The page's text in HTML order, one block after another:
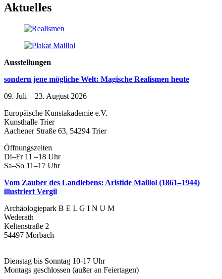
Aktuelles
Ausstellungen
sondern jene mögliche Welt: Magische Realismen heute
09. Juli – 23. August 2026
Europäische Kunstakademie e.V.
Kunsthalle Trier
Aachener Straße 63, 54294 Trier
Öffnungszeiten
Di–Fr 11 –18 Uhr
Sa–So 11–17 Uhr
Vom Zauber des Landlebens: Aristide Maillol (1861–1944)
illustriert Vergil
Archäologiepark B E L G I N U M
Wederath
Keltenstraße 2
54497 Morbach
Dienstag bis Sonntag 10-17 Uhr
Montags geschlossen (außer an Feiertagen)